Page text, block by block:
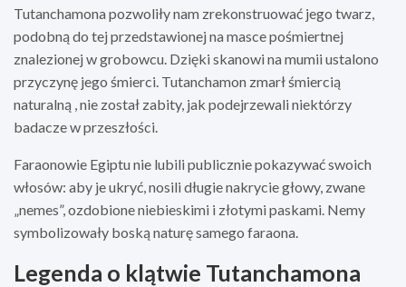
Tutanchamona pozwoliły nam zrekonstruować jego twarz,
podobną do tej przedstawionej na masce pośmiertnej
znalezionej w grobowcu. Dzięki skanowi na mumii ustalono
przyczynę jego śmierci. Tutanchamon zmarł śmiercią
naturalną , nie został zabity, jak podejrzewali niektórzy
badacze w przeszłości.
Faraonowie Egiptu nie lubili publicznie pokazywać swoich
włosów: aby je ukryć, nosili długie nakrycie głowy, zwane
„nemes”, ozdobione niebieskimi i złotymi paskami. Nemy
symbolizowały boską naturę samego faraona.
Legenda o klątwie Tutanchamona